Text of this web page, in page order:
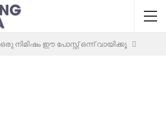
ഒരു നിമിഷം ഈ പോസ്റ്റ് ഒന്ന് വായിക്കൂ